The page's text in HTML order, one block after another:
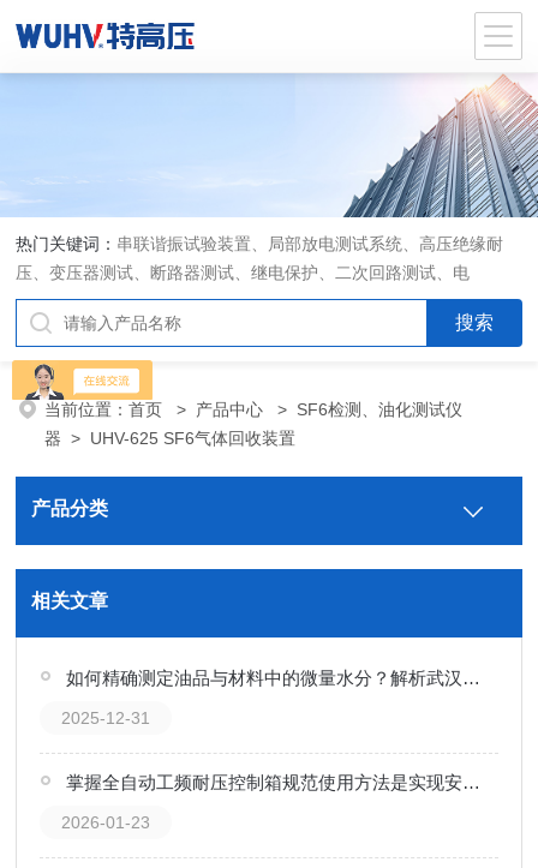
热门关键词： 串联谐振试验装置、局部放电测试系统、高压绝缘耐
压、变压器测试、断路器测试、继电保护、二次回路测试、电
当前位置：首页 > 产品中心 > SF6检测、油化测试仪
器 > UHV-625 SF6气体回收装置
产品分类
相关文章
如何精确测定油品与材料中的微量水分？解析武汉特高压水分测定仪的技术实现
2025-12-31
掌握全自动工频耐压控制箱规范使用方法是实现安全的根本保障
2026-01-23